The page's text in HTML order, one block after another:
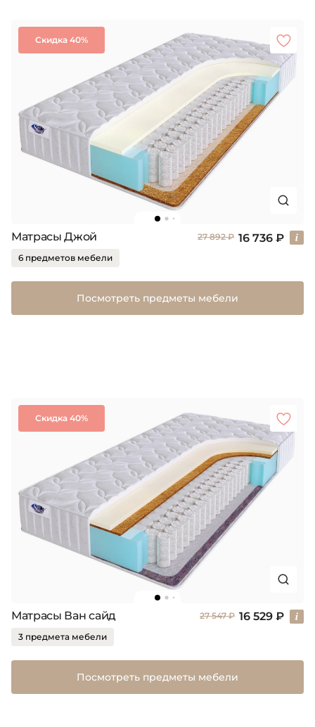
Скидка 40%
Матрасы Джой 27 892 ₽ 16 736 ₽
6 предметов мебели
Посмотреть предметы мебели
Скидка 40%
Матрасы Ван сайд 27 547 ₽ 16 529 ₽
3 предмета мебели
Посмотреть предметы мебели